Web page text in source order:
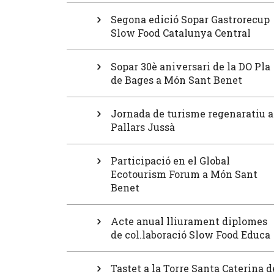
Segona edició Sopar Gastrorecup
Slow Food Catalunya Central
Sopar 30è aniversari de la DO Pla
de Bages a Món Sant Benet
Jornada de turisme regenaratiu
Pallars Jussà
Participació en el Global
Ecotourism Forum a Món Sant
Benet
Acte anual lliurament diplomes
de col.laboració Slow Food Educa
Tastet a la Torre Santa Caterina